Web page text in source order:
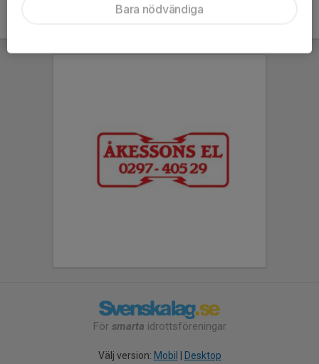
För smarta idrottsföreningar
Välj version: Mobil Desktop
Bara nödvändiga